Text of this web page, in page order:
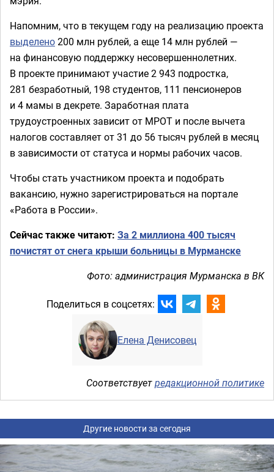
Напомним, что в текущем году на реализацию проекта
выделено200 млн рублей, а еще 14 млн рублей —
на финансовую поддержку несовершеннолетних.
В проекте принимают участие 2 943 подростка,
281 безработный, 198 студентов, 111 пенсионеров
и 4 мамы в декрете. Заработная плата
трудоустроенных зависит от МРОТ и после вычета
налогов составляет от 31 до 56 тысяч рублей в месяц
в зависимости от статуса и нормы рабочих часов.
Чтобы стать участником проекта и подобрать
вакансию, нужно зарегистрироваться на портале
«Работа в России».
Сейчас также читают: За 2 миллиона 400 тысяч
почистят от снега крыши больницы в Мурманске
Фото: администрация Мурманска в ВК
Поделиться в соцсетях:
Елена Денисовец
Соответствуетредакционной политике
Другие новости за сегодня